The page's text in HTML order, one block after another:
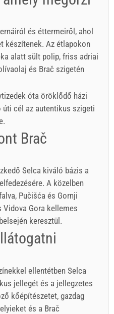
és éttermeiről, ahol
készítenek. Az étlapokon
alatt sült polip, friss adriai
és Brač szigetén
óta öröklődő házi
úti cél az autentikus szigeti
Brač
Selca kiváló bázis a
A közelben
Pučišća és Gornji
Vidova Gora kellemes
keresztül.
ellentétben Selca
jellegét és a jellegzetes
kőépítészetet, gazdag
és a Brač